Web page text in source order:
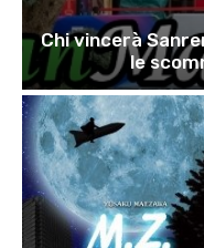
Chi vincerà
le